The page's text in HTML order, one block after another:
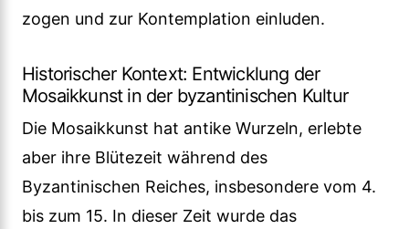
zogen und zur Kontemplation einluden.
Historischer Kontext: Entwicklung der
Mosaikkunst in der byzantinischen Kultur
Die Mosaikkunst hat antike Wurzeln, erlebte
aber ihre Blütezeit während des
Byzantinischen Reiches, insbesondere vom 4.
bis zum 15. In dieser Zeit wurde das